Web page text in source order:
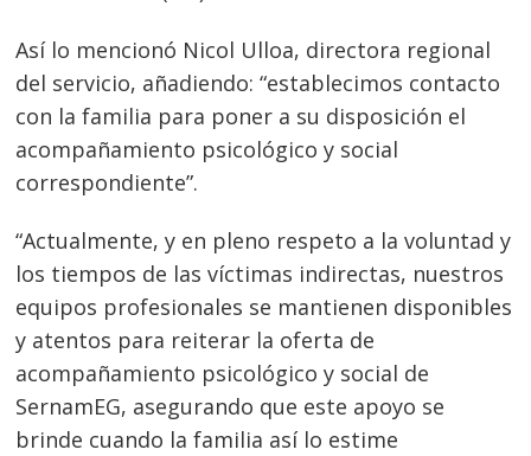
Así lo mencionó Nicol Ulloa, directora regional
del servicio, añadiendo: “establecimos contacto
con la familia para poner a su disposición el
acompañamiento psicológico y social
correspondiente”.
“Actualmente, y en pleno respeto a la voluntad y
los tiempos de las víctimas indirectas, nuestros
equipos profesionales se mantienen disponibles
y atentos para reiterar la oferta de
acompañamiento psicológico y social de
SernamEG, asegurando que este apoyo se
brinde cuando la familia así lo estime
Navegación
de
entradas